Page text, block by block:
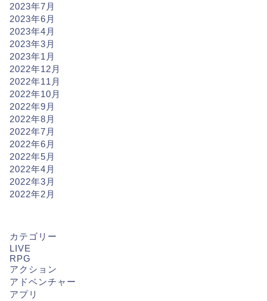
2023年7月
2023年6月
2023年4月
2023年3月
2023年1月
2022年12月
2022年11月
2022年10月
2022年9月
2022年8月
2022年7月
2022年6月
2022年5月
2022年4月
2022年3月
2022年2月
カテゴリー
LIVE
RPG
アクション
アドベンチャー
アプリ